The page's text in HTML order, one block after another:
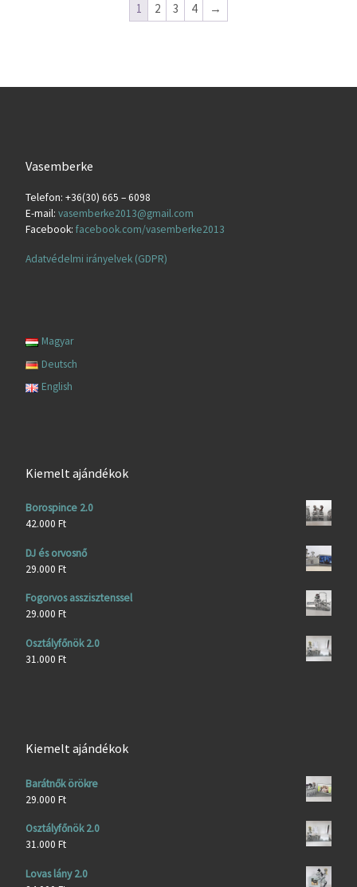
1 2 3 4 →
Vasemberke
Telefon: +36(30) 665 – 6098
E-mail: vasemberke2013@gmail.com
Facebook: facebook.com/vasemberke2013
Adatvédelmi irányelvek (GDPR)
Magyar
Deutsch
English
Kiemelt ajándékok
Borospince 2.0
42.000 Ft
DJ és orvosnő
29.000 Ft
Fogorvos asszisztenssel
29.000 Ft
Osztályfőnök 2.0
31.000 Ft
Kiemelt ajándékok
Barátnők örökre
29.000 Ft
Osztályfőnök 2.0
31.000 Ft
Lovas lány 2.0